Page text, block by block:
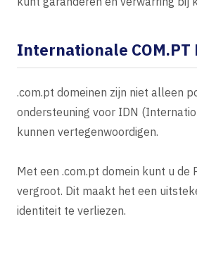
Internationale COM.PT
.com.pt domeinen zijn niet alleen
ondersteuning voor IDN
kunnen vertegenwoordigen.
Met een .com.pt domein kunt u
vergroot. Dit maakt het een
identiteit te verliezen.